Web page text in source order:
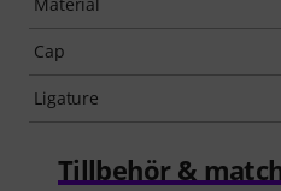
Cap
Ligature
Tillbehör &